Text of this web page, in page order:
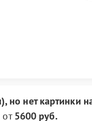
но нет картинки
от5600 руб.